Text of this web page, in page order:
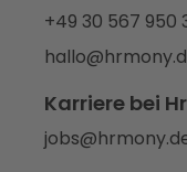
+49 30 567 950
Karriere bei